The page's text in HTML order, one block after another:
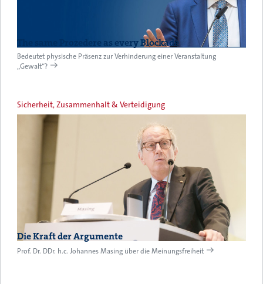
The same Prozedere as every Blockade
Bedeutet physische Präsenz zur Verhinderung einer Veranstaltung
„Gewalt“?
Sicherheit, Zusammenhalt & Verteidigung
Die Kraft der Argumente
Prof. Dr. DDr. h.c. Johannes Masing über die Meinungsfreiheit